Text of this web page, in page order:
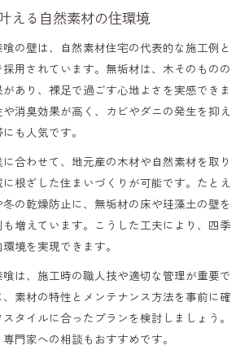
える自然素材の住環境
の壁は、自然素材住宅の代表的な施工例と
採用されています。無垢材は、木そのものの
あり、裸足で過ごす心地よさを実感できま
消臭効果が高く、カビやダニの発生を抑え
も人気です。
合わせて、地元産の木材や自然素材を取り
根ざした住まいづくりが可能です。たとえ
の乾燥防止に、無垢材の床や珪藻土の壁を
増えています。こうした工夫により、四季
境を実現できます。
は、施工時の職人技や適切な管理が重要で
素材の特性とメンテナンス方法を事前に確
タイルに合ったプランを検討しましょう。
門家への相談もおすすめです。